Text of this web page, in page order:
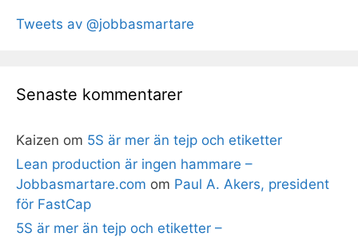
Tweets av @jobbasmartare
Senaste kommentarer
Kaizen om 5S är mer än tejp och etiketter
Lean production är ingen hammare –
Jobbasmartare.com om Paul A. Akers, president
för FastCap
5S är mer än tejp och etiketter –